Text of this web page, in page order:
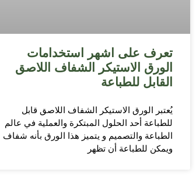
تعرف على اشهر استخدامات
الورق الاستيكر الشفاف اللاصق
القابل للطباعة
يُعتبر الورق الاستيكر الشفاف اللاصق قابل
للطباعة أحد الحلول المبتكرة والعملية في عالم
الطباعة والتصميم و يتميز هذا الورق بأنه شفاف
ويمكن للطباعة أن تظهر